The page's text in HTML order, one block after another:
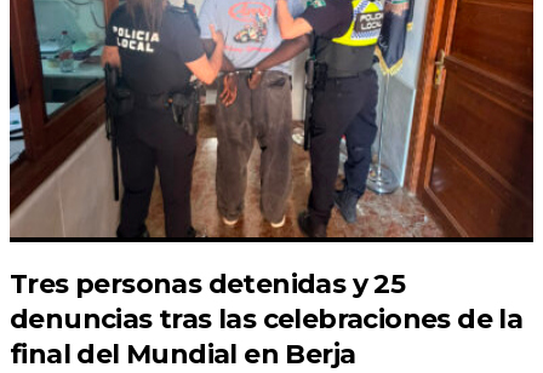
Tres personas detenidas y 25
denuncias tras las celebraciones de la
final del Mundial en Berja